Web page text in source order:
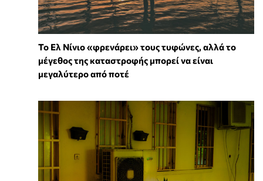
Το Ελ Νίνιο «φρενάρει» τους τυφώνες, αλλά το
μέγεθος της καταστροφής μπορεί να είναι
μεγαλύτερο από ποτέ